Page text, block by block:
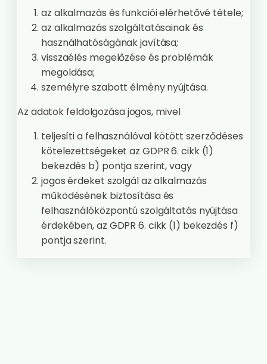
az alkalmazás és funkciói elérhetővé tétele;
az alkalmazás szolgáltatásainak és
használhatóságának javítása;
visszaélés megelőzése és problémák
megoldása;
személyre szabott élmény nyújtása.
Az adatok feldolgozása jogos, mivel
teljesíti a felhasználóval kötött szerződéses
kötelezettségeket az GDPR 6. cikk (1)
bekezdés b) pontja szerint, vagy
jogos érdeket szolgál az alkalmazás
működésének biztosítása és
felhasználóközpontú szolgáltatás nyújtása
érdekében, az GDPR 6. cikk (1) bekezdés f)
pontja szerint.